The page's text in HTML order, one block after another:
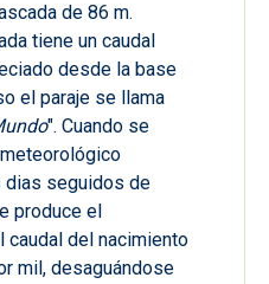
de 86 m.
tiene un caudal
desde la base
el paraje se llama
". Cuando se
dias seguidos de
produce el
caudal del nacimiento
mil, desaguándose